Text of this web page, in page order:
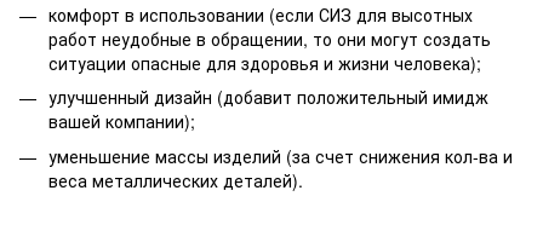
комфорт в использовании (если СИЗ для высотных
работ неудобные в обращении, то они могут создать
ситуации опасные для здоровья и жизни человека);
улучшенный дизайн (добавит положительный имидж
вашей компании);
уменьшение массы изделий (за счет снижения кол-ва и
веса металлических деталей).